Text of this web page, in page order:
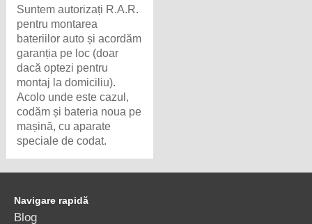
Suntem autorizați R.A.R.
pentru montarea
bateriilor auto și acordăm
garanția pe loc (doar
dacă optezi pentru
montaj la domiciliu).
Acolo unde este cazul,
codăm și bateria noua pe
mașină, cu aparate
speciale de codat.
Navigare rapidă
Blog